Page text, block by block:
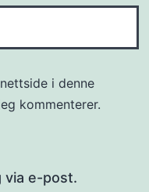
i denne
kommenterer.
via e-post.